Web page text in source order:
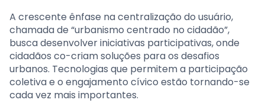
A crescente ênfase na centralização do usuário,
chamada de “urbanismo centrado no cidadão”,
busca desenvolver iniciativas participativas, onde
cidadãos co-criam soluções para os desafios
urbanos. Tecnologias que permitem a participação
coletiva e o engajamento cívico estão tornando-se
cada vez mais importantes.